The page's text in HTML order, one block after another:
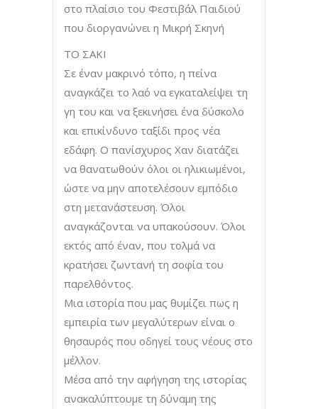
στο πλαίσιο του Φεστιβάλ Παιδιού
που διοργανώνει η Μικρή Σκηνή
ΤΟ ΣΑΚΙ
Σε έναν μακρινό τόπο, η πείνα
αναγκάζει το λαό να εγκαταλείψει τη
γη του και να ξεκινήσει ένα δύσκολο
και επικίνδυνο ταξίδι προς νέα
εδάφη. Ο πανίσχυρος Χαν διατάζει
να θανατωθούν όλοι οι ηλικιωμένοι,
ώστε να μην αποτελέσουν εμπόδιο
στη μετανάστευση. Όλοι
αναγκάζονται να υπακούσουν. Όλοι
εκτός από έναν, που τολμά να
κρατήσει ζωντανή τη σοφία του
παρελθόντος.
Μια ιστορία που μας θυμίζει πως η
εμπειρία των μεγαλύτερων είναι ο
θησαυρός που οδηγεί τους νέους στο
μέλλον.
Μέσα από την αφήγηση της ιστορίας
ανακαλύπτουμε τη δύναμη της